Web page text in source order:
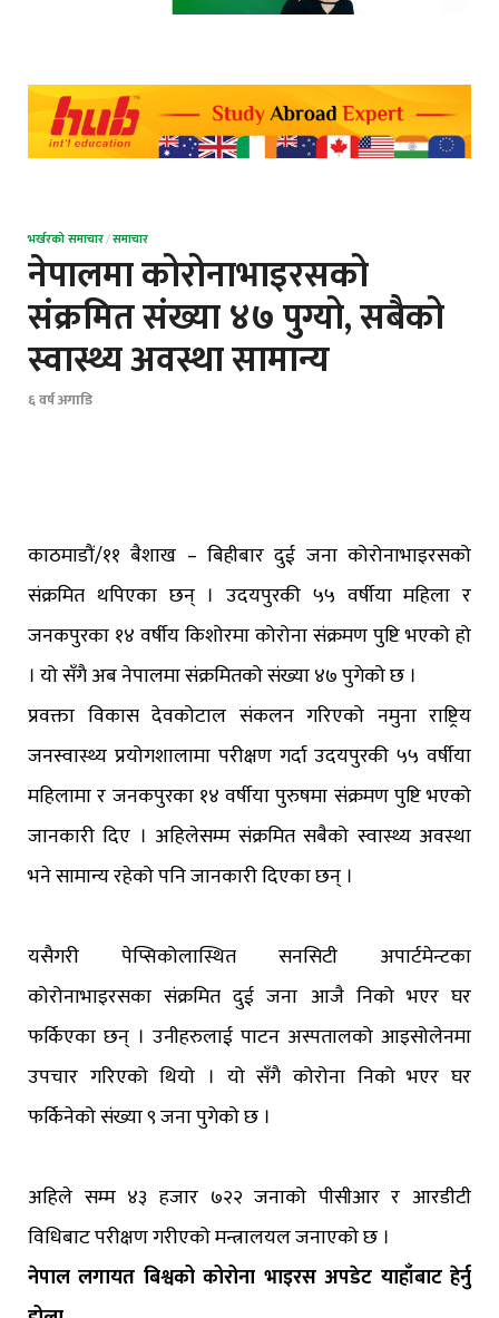
भर्खरको समाचार/समाचार
नेपालमा कोरोनाभाइरसको
संक्रमित संख्या ४७ पुग्यो, सबैको
स्वास्थ्य अवस्था सामान्य
६ वर्ष अगाडि
काठमाडौं/११ बैशाख – बिहीबार दुई जना कोरोनाभाइरसको
संक्रमित थपिएका छन् । उदयपुरकी ५५ वर्षीया महिला र
जनकपुरका १४ वर्षीय किशोरमा कोरोना संक्रमण पुष्टि भएको हो
। यो सँगै अब नेपालमा संक्रमितको संख्या ४७ पुगेको छ ।
प्रवक्ता विकास देवकोटाल संकलन गरिएको नमुना राष्ट्रिय
जनस्वास्थ्य प्रयोगशालामा परीक्षण गर्दा उदयपुरकी ५५ वर्षीया
महिलामा र जनकपुरका १४ वर्षीया पुरुषमा संक्रमण पुष्टि भएको
जानकारी दिए । अहिलेसम्म संक्रमित सबैको स्वास्थ्य अवस्था
भने सामान्य रहेको पनि जानकारी दिएका छन् ।
यसैगरी पेप्सिकोलास्थित सनसिटी अपार्टमेन्टका
कोरोनाभाइरसका संक्रमित दुई जना आजै निको भएर घर
फर्किएका छन् । उनीहरुलाई पाटन अस्पतालको आइसोलेनमा
उपचार गरिएको थियो । यो सँगै कोरोना निको भएर घर
फर्किनेको संख्या ९ जना पुगेको छ ।
अहिले सम्म ४३ हजार ७२२ जनाको पीसीआर र आरडीटी
विधिबाट परीक्षण गरीएको मन्त्रालयल जनाएको छ ।
नेपाल लगायत बिश्वको कोरोना भाइरस अपडेट याहाँबाट हेर्नु